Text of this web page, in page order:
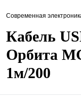
Современная
Кабель
Орбита
1м/200